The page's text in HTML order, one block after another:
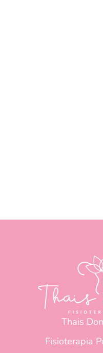
Thais
Fisioterapia